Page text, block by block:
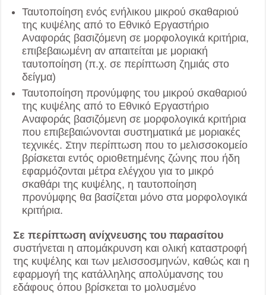
Ταυτοποίηση ενός ενήλικου μικρού σκαθαριού
της κυψέλης από το Εθνικό Εργαστήριο
Αναφοράς βασιζόμενη σε μορφολογικά κριτήρια,
επιβεβαιωμένη αν απαιτείται με μοριακή
ταυτοποίηση (π.χ. σε περίπτωση ζημιάς στο
δείγμα)
Ταυτοποίηση προνύμφης του μικρού σκαθαριού
της κυψέλης από το Εθνικό Εργαστήριο
Αναφοράς βασιζόμενη σε μορφολογικά κριτήρια
που επιβεβαιώνονται συστηματικά με μοριακές
τεχνικές. Στην περίπτωση που το μελισσοκομείο
βρίσκεται εντός οριοθετημένης ζώνης που ήδη
εφαρμόζονται μέτρα ελέγχου για το μικρό
σκαθάρι της κυψέλης, η ταυτοποίηση
προνύμφης θα βασίζεται μόνο στα μορφολογικά
κριτήρια.
Σε περίπτωση ανίχνευσης του παρασίτου
συστήνεται η απομάκρυνση και ολική καταστροφή
της κυψέλης και των μελισσοσμηνών, καθώς και η
εφαρμογή της κατάλληλης απολύμανσης του
εδάφους όπου βρίσκεται το μολυσμένο